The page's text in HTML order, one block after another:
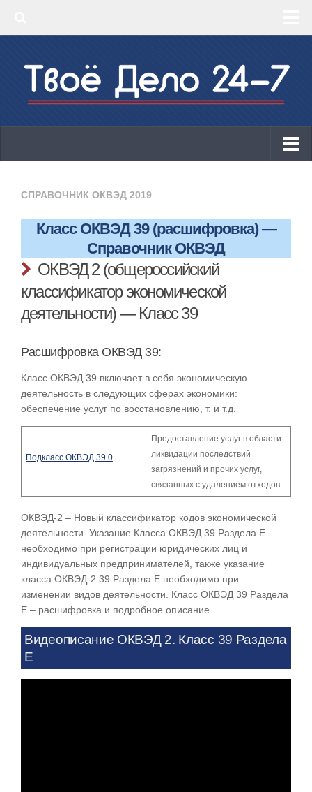
‣ КБК 2019
ОКВЭД 2019
Онлайн-кассы 2019: 54-ФЗ!
Законодательство
СПРАВОЧНИК ОКВЭД 2019
Класс ОКВЭД 39 (расшифровка) —
Справочник ОКВЭД
ОКВЭД 2 (общероссийский
классификатор экономической
деятельности) — Класс 39
Расшифровка ОКВЭД 39:
Класс ОКВЭД 39 включает в себя экономическую
деятельность в следующих сферах экономики:
обеспечение услуг по восстановлению, т. и т.д.
Подкласс ОКВЭД 39.0
Предоставление услуг в области
ликвидации последствий
загрязнений и прочих услуг,
связанных с удалением отходов
ОКВЭД-2 – Новый классификатор кодов экономической
деятельности. Указание Класса ОКВЭД 39 Раздела E
необходимо при регистрации юридических лиц и
индивидуальных предпринимателей, также указание
класса ОКВЭД-2 39 Раздела E необходимо при
изменении видов деятельности. Класс ОКВЭД 39 Раздела
E – расшифровка и подробное описание.
Видеописание ОКВЭД 2. Класс 39 Раздела
E